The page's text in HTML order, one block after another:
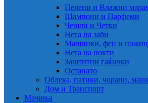
Пелени и Влажни
Шампони и Парфеми
Чешли и Четки
Нега на заби
Машинки, фен и
Нега на нокти
Заштитни гаќички
Останато
Облека, патики, чорапи,
Дом и Транспорт
Мачиња